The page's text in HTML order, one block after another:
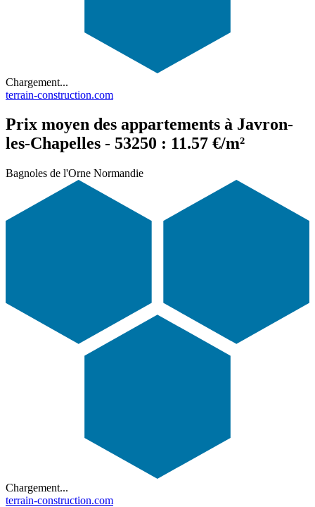
Chargement...
terrain-construction.com
Prix moyen des appartements à Javron-
les-Chapelles - 53250 : 11.57 €/m²
Bagnoles de l'Orne Normandie
Chargement...
terrain-construction.com